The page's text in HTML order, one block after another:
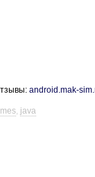
android.mak-
, java